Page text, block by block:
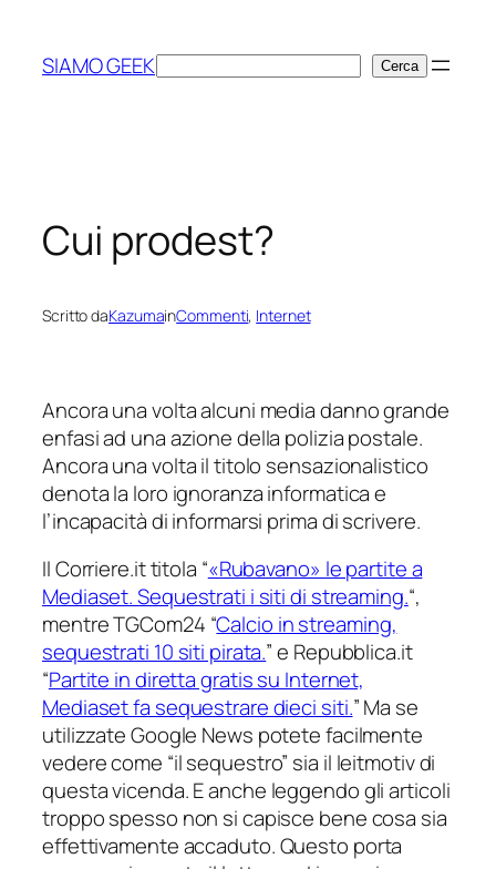
contenuto
SIAMO GEEKCerca Cerca
Cui prodest?
Scritto daKazumainCommenti, Internet
Ancora una volta alcuni media danno grande
enfasi ad una azione della polizia postale.
Ancora una volta il titolo sensazionalistico
denota la loro ignoranza informatica e
l’incapacità di informarsi prima di scrivere.
Il Corriere.it titola “«Rubavano» le partite a
Mediaset. Sequestrati i siti di streaming.“,
mentre TGCom24 “Calcio in streaming,
sequestrati 10 siti pirata.” e Repubblica.it
“Partite in diretta gratis su Internet,
Mediaset fa sequestrare dieci siti.” Ma se
utilizzate Google News potete facilmente
vedere come “il sequestro” sia il leitmotiv di
questa vicenda. E anche leggendo gli articoli
troppo spesso non si capisce bene cosa sia
effettivamente accaduto.Questo porta